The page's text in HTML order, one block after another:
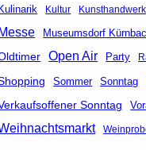
Kulinarik Kultur Kunsthandwerk
Messe Museumsdorf
Open Air Party
Sommer Sonntag
Sonntag